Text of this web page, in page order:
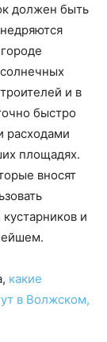
должен быть
и в
быстро
расходами
площадях.
вносят
и
какие
в Волжском,